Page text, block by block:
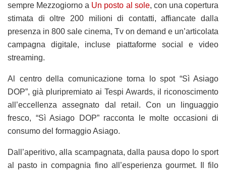
sempre Mezzogiorno a Un posto al sole, con una copertura
stimata di oltre 200 milioni di contatti, affiancate dalla
presenza in 800 sale cinema, Tv on demand e un’articolata
campagna digitale, incluse piattaforme social e video
streaming.
Al centro della comunicazione torna lo spot “Sì Asiago
DOP”, già pluripremiato ai Tespi Awards, il riconoscimento
all’eccellenza assegnato dal retail. Con un linguaggio
fresco, “Sì Asiago DOP” racconta le molte occasioni di
consumo del formaggio Asiago.
Dall’aperitivo, alla scampagnata, dalla pausa dopo lo sport
al pasto in compagnia fino all’esperienza gourmet. Il filo